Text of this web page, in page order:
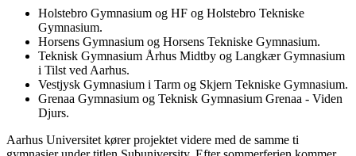
Holstebro Gymnasium og HF og Holstebro Tekniske
Gymnasium.
Horsens Gymnasium og Horsens Tekniske Gymnasium.
Teknisk Gymnasium Århus Midtby og Langkær Gymnasium
i Tilst ved Aarhus.
Vestjysk Gymnasium i Tarm og Skjern Tekniske Gymnasium.
Grenaa Gymnasium og Teknisk Gymnasium Grenaa - Viden
Djurs.
Aarhus Universitet kører projektet videre med de samme ti